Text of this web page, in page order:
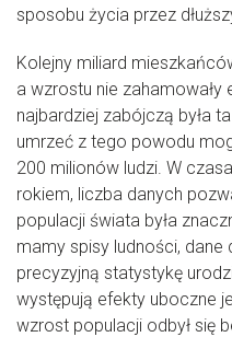
sposobu życia przez
Kolejny miliard
a wzrostu nie zahamowały
najbardziej zabójczą była
umrzeć z tego powodu
200 milionów ludzi. W
rokiem, liczba danych
populacji świata była
mamy spisy ludności,
precyzyjną statystykę
występują efekty uboczne
wzrost populacji odbył się